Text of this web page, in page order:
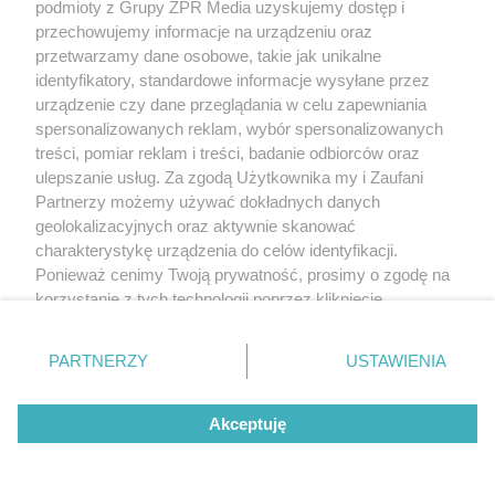
Frekwencja w powiecie - 68,24 proc.
Wyniki z powiatukieleckiego:
Karol Nawrocki -70,94 procent (82 526 głosów)
Rafał Trzaskowski -29,06 proc. (33 813).
Frekwencja w powiecie - 71,52 proc.
70,20 procent (11 196 głosów)
29,80 proc. (4 752).
podmioty z Grupy ZPR Media uzyskujemy dostęp i
przechowujemy informacje na urządzeniu oraz
przetwarzamy dane osobowe, takie jak unikalne
identyfikatory, standardowe informacje wysyłane przez
urządzenie czy dane przeglądania w celu zapewniania
spersonalizowanych reklam, wybór spersonalizowanych
treści, pomiar reklam i treści, badanie odbiorców oraz
ulepszanie usług. Za zgodą Użytkownika my i Zaufani
Partnerzy możemy używać dokładnych danych
geolokalizacyjnych oraz aktywnie skanować
charakterystykę urządzenia do celów identyfikacji.
Ponieważ cenimy Twoją prywatność, prosimy o zgodę na
korzystanie z tych technologii poprzez kliknięcie
zmienić/wycofać klikając przycisk ustawień prywatności
znajdujący się w lewym dolnym rogu strony
rodzaje przetwarzania danych nie wymagają zgody
użytkownika, ale masz prawo sprzeciwić się takiemu
przetwarzaniu. Preferencje będą miały zastosowanie tylko
PARTNERZY USTAWIENIA
Akceptuję